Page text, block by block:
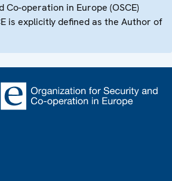
Co-operation in Europe (OSCE)
is explicitly defined as the Author of